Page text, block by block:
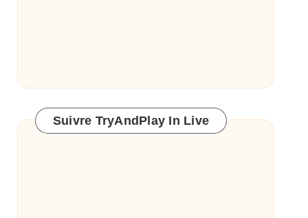
Suivre TryAndPlay In Live